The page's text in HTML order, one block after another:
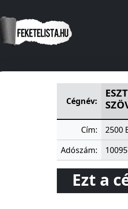
ESZTERGOMI
Cégnév:
Cím:
2500
Adószám:
Ezt a